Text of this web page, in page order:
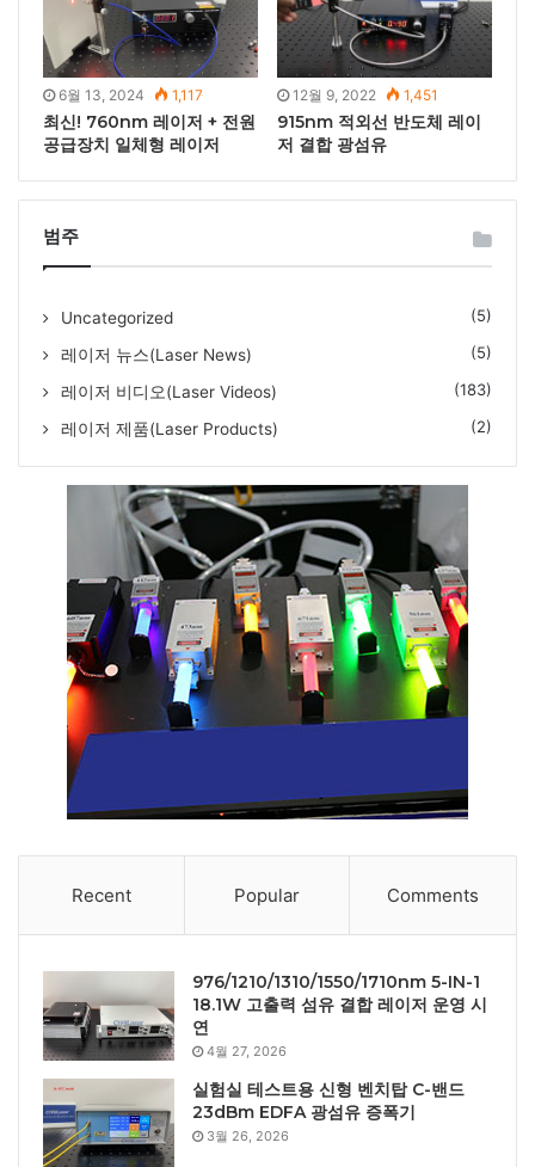
6월 13, 2024 1,117
최신! 760nm 레이저 + 전원
공급장치 일체형 레이저
12월 9, 2022 1,451
915nm 적외선 반도체 레이
저 결합 광섬유
범주
Uncategorized (5)
레이저 뉴스(Laser News) (5)
레이저 비디오(Laser Videos) (183)
레이저 제품(Laser Products) (2)
Recent Popular Comments
976/1210/1310/1550/1710nm 5-IN-1
18.1W 고출력 섬유 결합 레이저 운영 시
연
4월 27, 2026
실험실 테스트용 신형 벤치탑 C-밴드
23dBm EDFA 광섬유 증폭기
3월 26, 2026